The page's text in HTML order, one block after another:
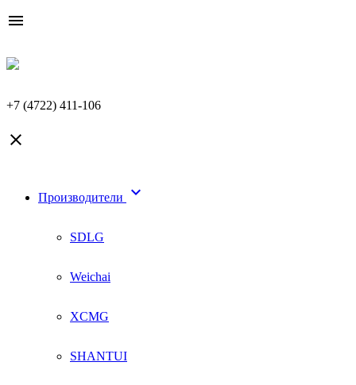

+7 (4722) 411-106

Производители 
SDLG
Weichai
XCMG
SHANTUI